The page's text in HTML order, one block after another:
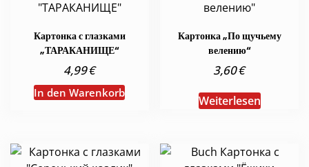
Картонка с глазками
„ТАРАКАНИЩЕ“
4,99€
In den Warenkorb
Картонка „По щучьему
велению“
3,60€
Weiterlesen